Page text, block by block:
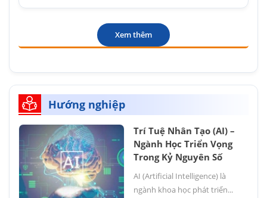
Xem thêm
Hướng nghiệp
Trí Tuệ Nhân Tạo (AI) –
Ngành Học Triển Vọng
Trong Kỷ Nguyên Số
AI (Artificial Intelligence) là
ngành khoa học phát triển...